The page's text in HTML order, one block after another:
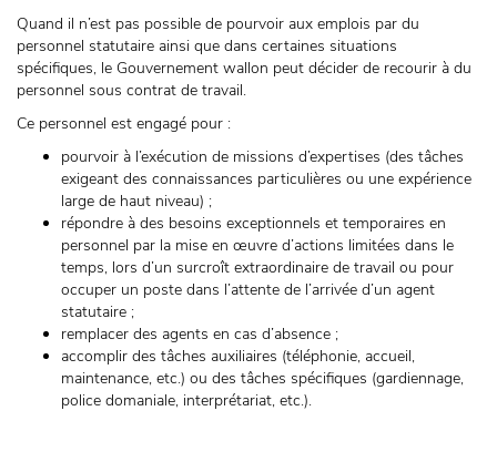
Quand il n’est pas possible de pourvoir aux emplois par du
personnel statutaire ainsi que dans certaines situations
spécifiques, le Gouvernement wallon peut décider de recourir à du
personnel sous contrat de travail.
Ce personnel est engagé pour :
pourvoir à l’exécution de missions d’expertises (des tâches
exigeant des connaissances particulières ou une expérience
large de haut niveau) ;
répondre à des besoins exceptionnels et temporaires en
personnel par la mise en œuvre d’actions limitées dans le
temps, lors d’un surcroît extraordinaire de travail ou pour
occuper un poste dans l’attente de l’arrivée d’un agent
statutaire ;
remplacer des agents en cas d’absence ;
accomplir des tâches auxiliaires (téléphonie, accueil,
maintenance, etc.) ou des tâches spécifiques (gardiennage,
police domaniale, interprétariat, etc.).